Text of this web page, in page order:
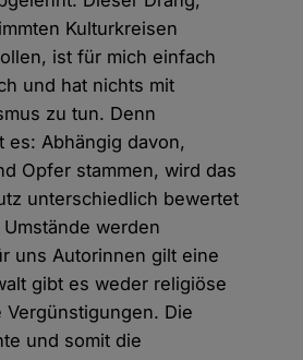
Kulturkreisen
ist für mich einfach
und hat nichts mit
zu tun. Denn
es: Abhängig davon,
Opfer stammen, wird das
unterschiedlich bewertet
werden
uns Autorinnen gilt eine
gibt es weder religiöse
Die
und somit die